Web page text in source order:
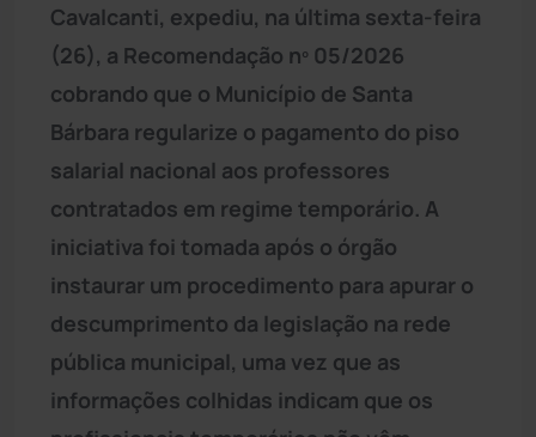
Cavalcanti, expediu, na última sexta-feira
(26), a Recomendação nº 05/2026
cobrando que o Município de Santa
Bárbara regularize o pagamento do piso
salarial nacional aos professores
contratados em regime temporário. A
iniciativa foi tomada após o órgão
instaurar um procedimento para apurar o
descumprimento da legislação na rede
pública municipal, uma vez que as
informações colhidas indicam que os